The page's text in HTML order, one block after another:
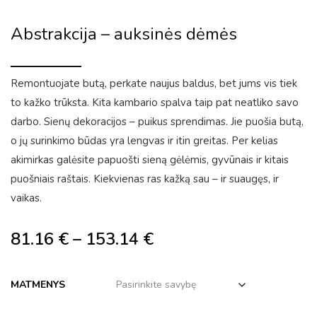
Abstrakcija – auksinės dėmės
Remontuojate butą, perkate naujus baldus, bet jums vis tiek
to kažko trūksta. Kita kambario spalva taip pat neatliko savo
darbo. Sienų dekoracijos – puikus sprendimas. Jie puošia butą,
o jų surinkimo būdas yra lengvas ir itin greitas. Per kelias
akimirkas galėsite papuošti sieną gėlėmis, gyvūnais ir kitais
puošniais raštais. Kiekvienas ras kažką sau – ir suaugęs, ir
vaikas.
81.16 €– 153.14 €
MATMENYS